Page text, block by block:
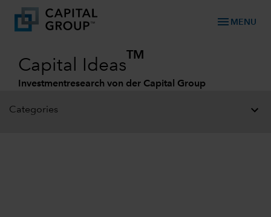
menu MENU
Capital Ideas
TM
Investmentresearch von der Capital Group
Categories